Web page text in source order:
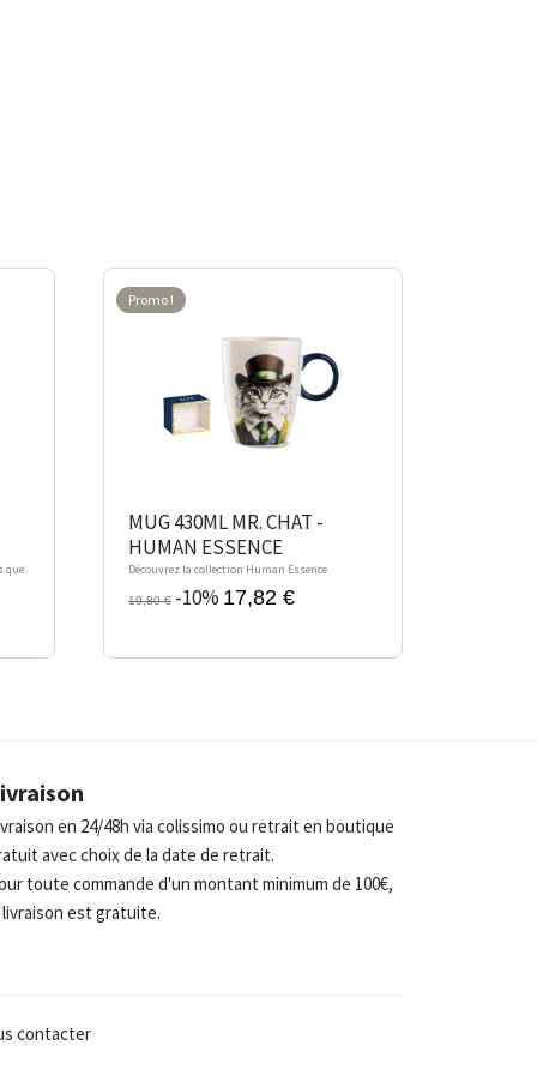
que
MUG 430ML MR. CHAT -
HUMAN ESSENCE
Découvrez la collection Human Essence
19,80 € -10% 17,82 €
Promo !
en 24/48h via colissimo ou retrait en boutique
avec choix de la date de retrait.
toute commande d'un montant minimum de 100€,
livraison est gratuite.
contacter